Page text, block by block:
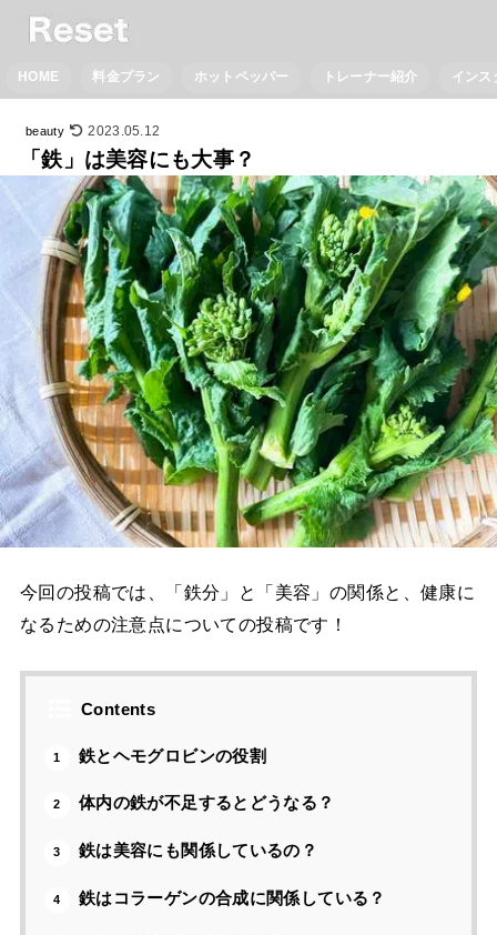
HOME 料金プラン ホットペッパー トレーナー紹介 インス
beauty 2023.05.12
「鉄」は美容にも大事？
今回の投稿では、「鉄分」と「美容」の関係と、健康に
なるための注意点についての投稿です！
Contents
1 鉄とヘモグロビンの役割
2 体内の鉄が不足するとどうなる？
3 鉄は美容にも関係しているの？
4 鉄はコラーゲンの合成に関係している？